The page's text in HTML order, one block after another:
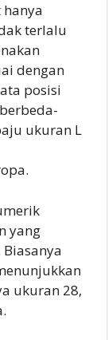
terlalu
dengan
posisi
ukuran L
yang
ukuran 28,